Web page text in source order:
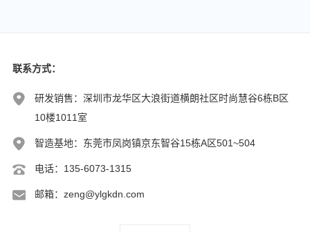
联系方式：
研发销售：深圳市龙华区大浪街道横朗社区时尚慧谷6栋B区
10楼1011室
智造基地：东莞市凤岗镇京东智谷15栋A区501~504
电话：135-6073-1315
邮箱：zeng@ylgkdn.com